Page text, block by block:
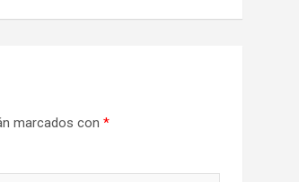
marcados con *